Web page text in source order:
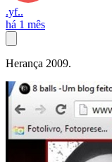
.yf..
há 1 mês
Herança 2009.